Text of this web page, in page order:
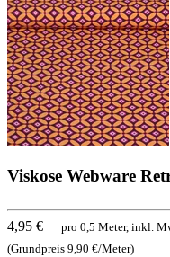
Viskose Webware
4,95 €
pro 0,5 Meter, inkl.
(Grundpreis 9,90 €/Meter)